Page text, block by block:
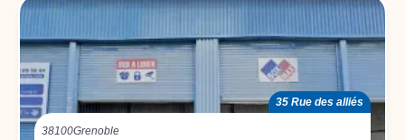
35 Rue des alliés
38100Grenoble